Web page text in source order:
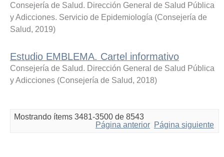
Consejería de Salud. Dirección General de Salud Pública
y Adicciones. Servicio de Epidemiología (Consejería de
Salud, 2019)
Estudio EMBLEMA. Cartel informativo
Consejería de Salud. Dirección General de Salud Pública
y Adicciones (Consejería de Salud, 2018)
Mostrando ítems 3481-3500 de 8543
Página anterior Página siguiente